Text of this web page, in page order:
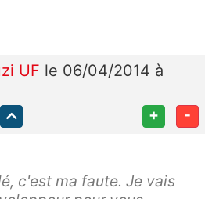
UF le 06/04/2014 à
+ -
c'est ma faute. Je vais